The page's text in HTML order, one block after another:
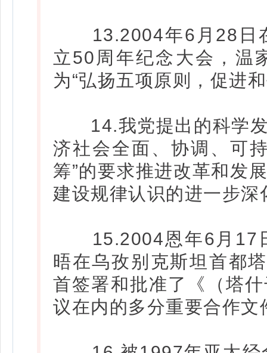
13.2004年6月28日在
立50周年纪念大会，温
为“弘扬五项原则，促进
14.我党提出的科学发
济社会全面、协调、可
筹”的要求推进改革和发
建设规律认识的进一步深
15.2004恩年6月17日
晤在乌孜别克斯坦首都
首签署和批准了《（塔
议在内的多分重要合作文